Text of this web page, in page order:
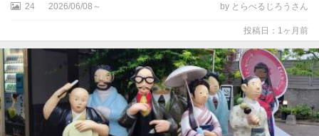
24 2026/06/08～ by とらべるじろうさん
投稿日：1ヶ月前